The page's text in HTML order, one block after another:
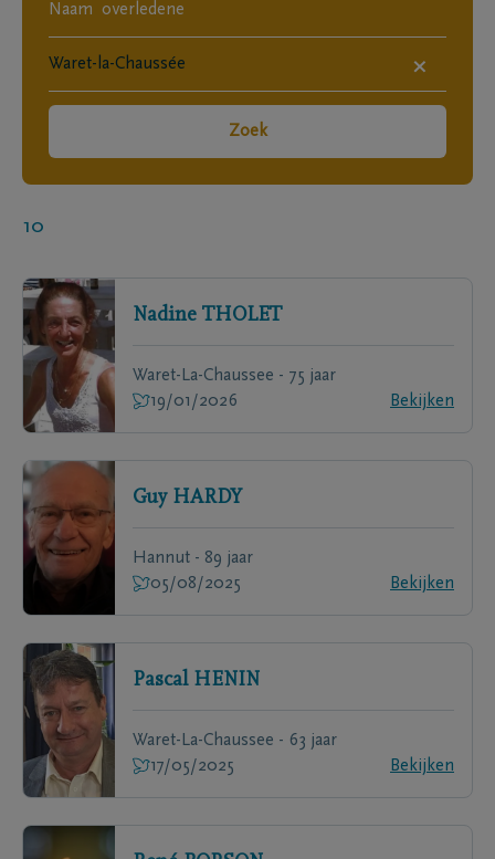
×
Zoek
10
Nadine THOLET
Waret-La-Chaussee - 75 jaar
19/01/2026
Bekijken
Guy HARDY
Hannut - 89 jaar
05/08/2025
Bekijken
Pascal HENIN
Waret-La-Chaussee - 63 jaar
17/05/2025
Bekijken